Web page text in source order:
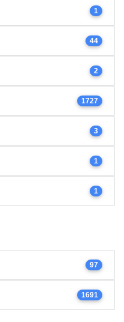
1
44
2
1727
3
1
1
97
1691